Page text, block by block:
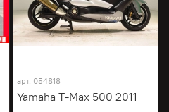
арт. 054818
Yamaha T-Max 500 2011